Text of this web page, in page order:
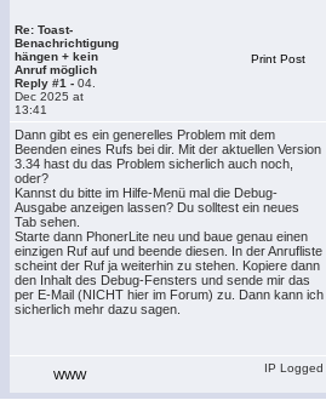
Re: Toast-
Benachrichtigung
hängen + kein
Anruf möglich
Reply #1 - 04.
Dec 2025 at
13:41
Print Post
Dann gibt es ein generelles Problem mit dem
Beenden eines Rufs bei dir. Mit der aktuellen Version
3.34 hast du das Problem sicherlich auch noch,
oder?
Kannst du bitte im Hilfe-Menü mal die Debug-
Ausgabe anzeigen lassen? Du solltest ein neues
Tab sehen.
Starte dann PhonerLite neu und baue genau einen
einzigen Ruf auf und beende diesen. In der Anrufliste
scheint der Ruf ja weiterhin zu stehen. Kopiere dann
den Inhalt des Debug-Fensters und sende mir das
per E-Mail (NICHT hier im Forum) zu. Dann kann ich
sicherlich mehr dazu sagen.
WWW
IP Logged